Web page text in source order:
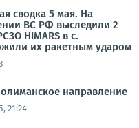
сводка 5 мая. На
ВС РФ выследили 2
HIMARS в с.
их ракетным ударом
направление
21:24